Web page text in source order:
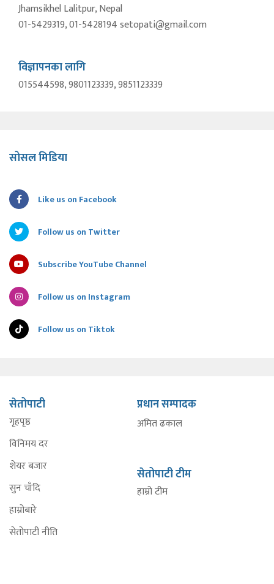
Jhamsikhel Lalitpur, Nepal
01-5429319, 01-5428194 setopati@gmail.com
विज्ञापनका लागि
015544598, 9801123339, 9851123339
सोसल मिडिया
Like us on Facebook
Follow us on Twitter
Subscribe YouTube Channel
Follow us on Instagram
Follow us on Tiktok
सेतोपाटी
गृहपृष्ठ
विनिमय दर
शेयर बजार
सुन चाँदि
हाम्रोबारे
सेतोपाटी नीति
प्रधान सम्पादक
अमित ढकाल
सेतोपाटी टीम
हाम्रो टीम